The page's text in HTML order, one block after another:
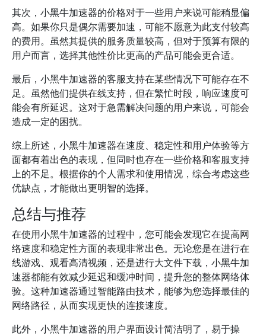
其次，小黑牛加速器的价格对于一些用户来说可能稍显偏
高。如果你只是偶尔需要加速，可能不愿意为此支付较高
的费用。虽然其提供的服务质量较高，但对于预算有限的
用户而言，选择其他性价比更高的产品可能会更合适。
最后，小黑牛加速器的客服支持在某些情况下可能存在不
足。虽然他们提供在线支持，但在繁忙时段，响应速度可
能会有所延迟。这对于急需解决问题的用户来说，可能会
造成一定的困扰。
综上所述，小黑牛加速器在速度、稳定性和用户体验等方
面都有着出色的表现，但同时也存在一些价格和客服支持
上的不足。根据你的个人需求和使用情况，综合考虑这些
优缺点，才能做出更明智的选择。
总结与推荐
在使用小黑牛加速器的过程中，您可能会发现它在提高网
络速度和稳定性方面的表现非常出色。无论您是在进行在
线游戏、观看高清视频，还是进行大文件下载，小黑牛加
速器都能有效减少延迟和缓冲时间，提升您的整体网络体
验。这种加速器通过智能路由技术，能够为您选择最佳的
网络路径，从而实现更快的连接速度。
此外，小黑牛加速器的用户界面设计简洁明了，易于操